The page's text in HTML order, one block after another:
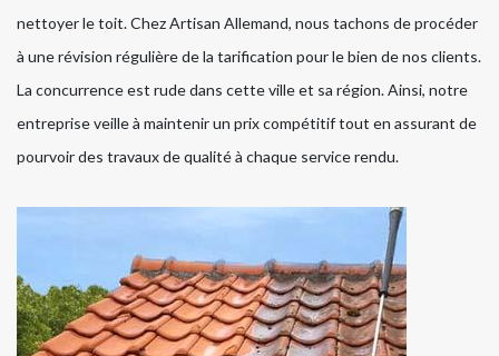
nettoyer le toit. Chez Artisan Allemand, nous tachons de procéder
à une révision régulière de la tarification pour le bien de nos clients.
La concurrence est rude dans cette ville et sa région. Ainsi, notre
entreprise veille à maintenir un prix compétitif tout en assurant de
pourvoir des travaux de qualité à chaque service rendu.